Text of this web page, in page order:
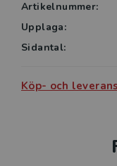
Artikelnummer:
Upplaga:
Sidantal:
Köp- och